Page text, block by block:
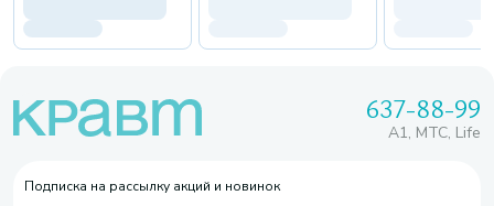
637-88-99
A1, МТС, Life
Подписка на рассылку акций и новинок